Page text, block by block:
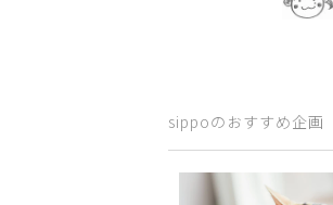
sippoのおすすめ企画